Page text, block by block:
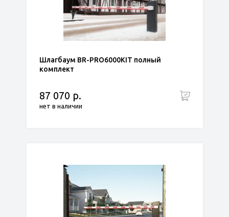
Шлагбаум BR-PRO6000KIT полный
комплект
87 070 р.
нет в наличии